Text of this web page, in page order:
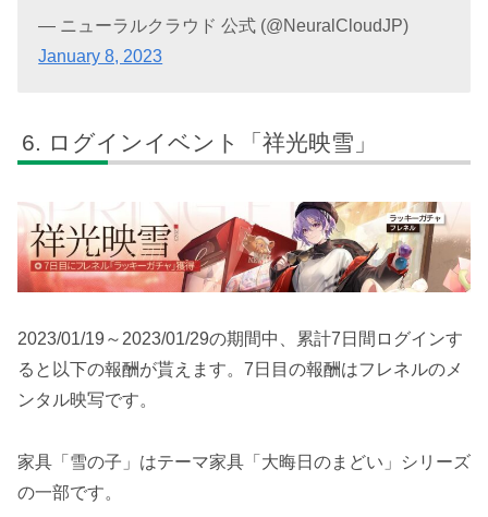
— ニューラルクラウド 公式 (@NeuralCloudJP)
January 8, 2023
ログインイベント「祥光映雪」
2023/01/19～2023/01/29の期間中、累計7日間ログインす
ると以下の報酬が貰えます。7日目の報酬はフレネルのメ
ンタル映写です。
家具「雪の子」はテーマ家具「大晦日のまどい」シリーズ
の一部です。